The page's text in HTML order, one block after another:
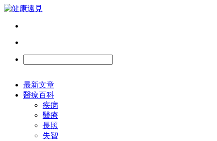
最新文章
醫療百科
疾病
醫療
長照
失智